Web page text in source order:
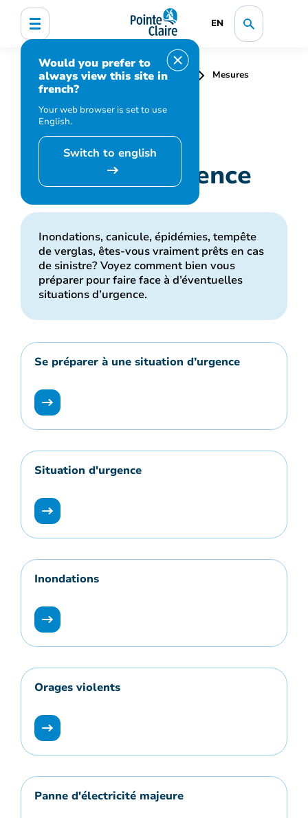
EN
Would you prefer to
always view this site in
french?
Your web browser is set to use
English.
Switch to english
Accueil Santé et sécurité publique
Mesures
d'urgence
Mesures d'urgence
Inondations, canicule, épidémies, tempête
de verglas, êtes-vous vraiment prêts en cas
de sinistre? Voyez comment bien vous
préparer pour faire face à d’éventuelles
situations d’urgence.
Se préparer à une situation d’urgence
Situation d'urgence
Inondations
Orages violents
Panne d'électricité majeure